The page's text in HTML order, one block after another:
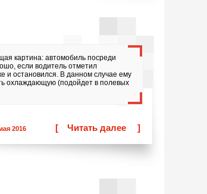
картина: автомобиль посреди
если водитель отметил
и остановился. В данном случае ему
охлаждающую (подойдет в полевых
2016 [ Читать далее ]